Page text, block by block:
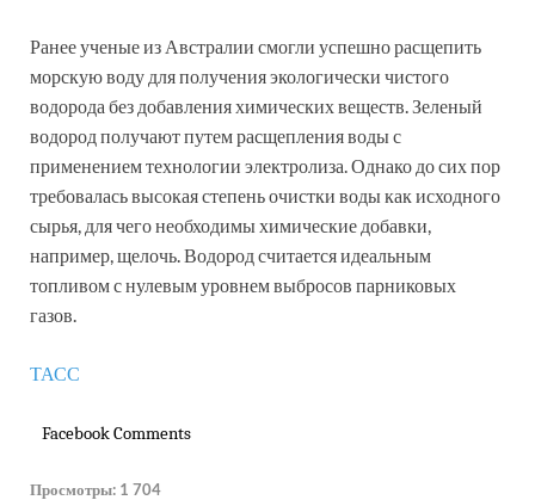
Ранее ученые из Австралии смогли успешно расщепить
морскую воду для получения экологически чистого
водорода без добавления химических веществ. Зеленый
водород получают путем расщепления воды с
применением технологии электролиза. Однако до сих пор
требовалась высокая степень очистки воды как исходного
сырья, для чего необходимы химические добавки,
например, щелочь. Водород считается идеальным
топливом с нулевым уровнем выбросов парниковых
газов.
ТАСС
Facebook Comments
Просмотры: 1 704